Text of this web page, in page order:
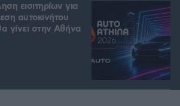
εισιτηρίων για
αυτοκινήτου
γίνει στην Αθήνα